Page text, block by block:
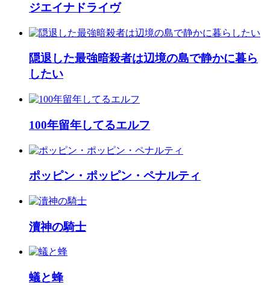
ジエイナドライヴ
隠退した最強暗殺者は辺境の島で静かに暮ら
したい
100年留年してるエルフ
ポッピン・ポッピン・ペナルティ
瀆神の騎士
蟻と蜂